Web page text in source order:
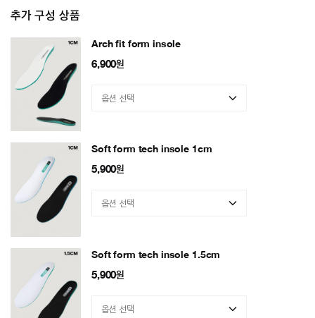
추가 구성 상품
Arch fit form insole
6,900원
Soft form tech insole 1cm
5,900원
Soft form tech insole 1.5cm
5,900원